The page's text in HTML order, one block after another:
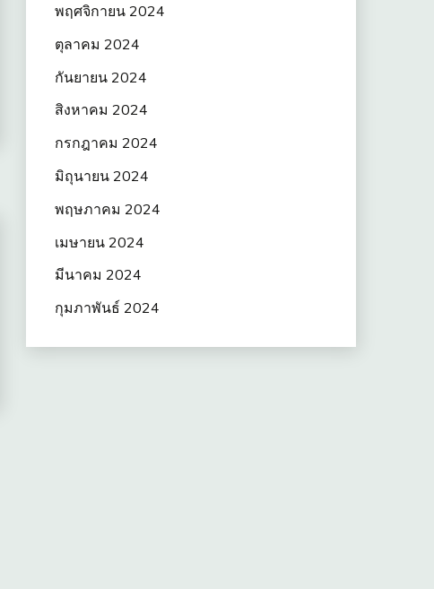
พฤศจิกายน 2024
ตุลาคม 2024
กันยายน 2024
สิงหาคม 2024
กรกฎาคม 2024
มิถุนายน 2024
พฤษภาคม 2024
เมษายน 2024
มีนาคม 2024
กุมภาพันธ์ 2024